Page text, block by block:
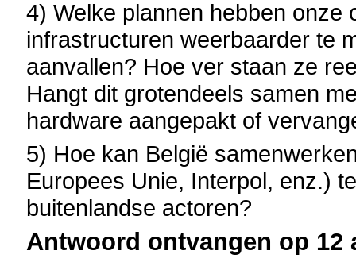
4) Welke plannen hebben onze
infrastructuren weerbaarder te
aanvallen? Hoe ver staan ze
Hangt dit grotendeels samen
hardware aangepakt of
5) Hoe kan België
Europees Unie, Interpol, enz.)
buitenlandse actoren?
Antwoord ontvangen op 12